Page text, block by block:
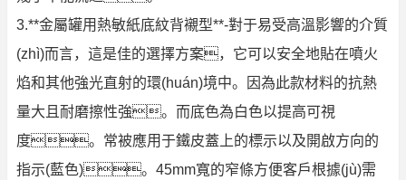
3.**金屬罐用熱敏紙底紋背襯型**-對于易受高溫影響的介質
(zhì)而言，這是佳的選擇方案，它可以安全地貼在噴火
焰和其他強光直射的環(huán)境中。因為此款材料的抗熱
量大且耐磨擦性強。而底色為白色以提高可視
度。常被應用于鐵皮蓋上的標示以及開啟方向的
指示(藍色)。45mm寬的窄條方便客戶根據(jù)需